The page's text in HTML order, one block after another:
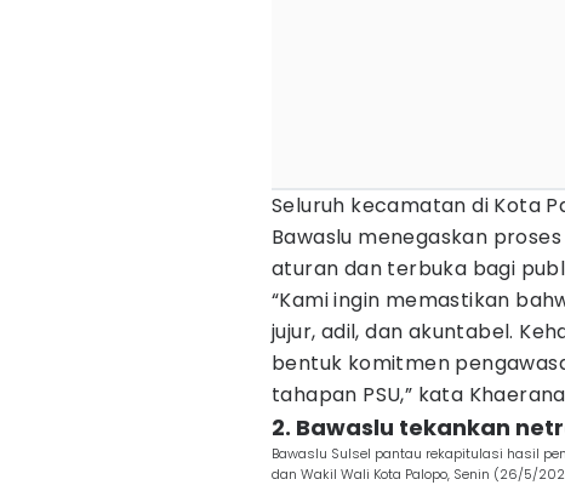
Seluruh kecamatan di Kota
Bawaslu menegaskan
aturan dan terbuka bagi
“Kami ingin memastikan
jujur, adil, dan akuntabel.
bentuk komitmen
tahapan PSU,” kata
2. Bawaslu tekankan
Bawaslu Sulsel pantau rekapitulasi hasil
dan Wakil Wali Kota Palopo, Senin (26/5/